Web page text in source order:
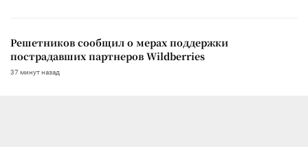
Решетников сообщил о мерах поддержки
пострадавших партнеров Wildberries
37 минут назад